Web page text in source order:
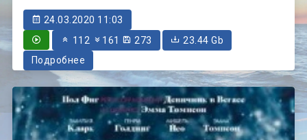
24.03.2020 11:03
112
161 273
23.44 Gb
Подробнее